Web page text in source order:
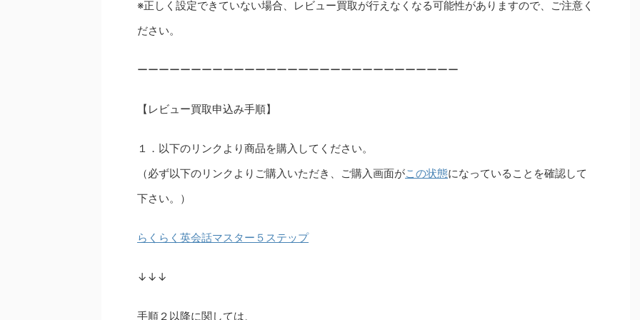
※正しく設定できていない場合、レビュー買取が行えなくなる可能性がありますので、ご注意く
ださい。
ーーーーーーーーーーーーーーーーーーーーーーーーーーーーーー
【レビュー買取申込み手順】
１．以下のリンクより商品を購入してください。
（必ず以下のリンクよりご購入いただき、ご購入画面がこの状態になっていることを確認して
下さい。）
らくらく英会話マスター５ステップ
↓↓↓
手順２以降に関しては、